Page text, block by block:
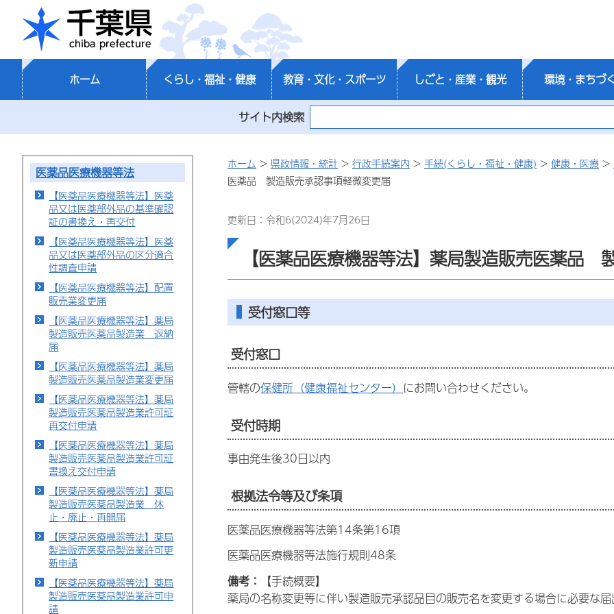
千葉県
ホーム くらし・福祉・健康 教育・文化・スポーツ しごと・産業・観光 環境・まちづ
サイト内検索
医薬品医療機器等法
【医薬品医療機器等法】医薬
品又は医薬部外品の基準確認
証の書換え・再交付
【医薬品医療機器等法】医薬
品又は医薬部外品の区分適合
性調査申請
【医薬品医療機器等法】配置
販売業変更届
【医薬品医療機器等法】薬局
製造販売医薬品製造業 返納
届
【医薬品医療機器等法】薬局
製造販売医薬品製造業変更届
【医薬品医療機器等法】薬局
製造販売医薬品製造業許可証
再交付申請
【医薬品医療機器等法】薬局
製造販売医薬品製造業許可証
書換え交付申請
【医薬品医療機器等法】薬局
製造販売医薬品製造業 休
止・廃止・再開届
【医薬品医療機器等法】薬局
製造販売医薬品製造業許可更
新申請
【医薬品医療機器等法】薬局
製造販売医薬品製造業許可申
請
ホーム > 県政情報・統計 > 行政手続案内 > 手続(くらし・福祉・健康) > 健康・医療 >
医薬品 製造販売承認事項軽微変更届
更新日：令和6(2024)年7月26日
【医薬品医療機器等法】薬局製造販売医薬品
受付窓口等
受付窓口
管轄の保健所（健康福祉センター） にお問い合わせください。
受付時期
事由発生後30日以内
根拠法令等及び条項
医薬品医療機器等法第14条第16項
医薬品医療機器等法施行規則48条
備考：
【手続概要】
薬局の名称変更等に伴い製造販売承認品目の販売名を変更する場合に必要な